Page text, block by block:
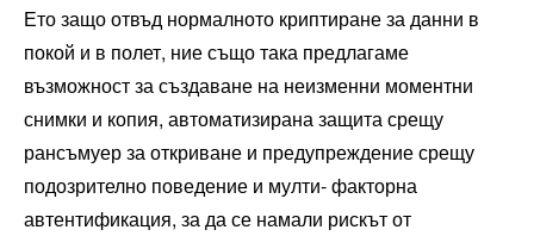
Ето защо отвъд нормалното криптиране за данни в
покой и в полет, ние също така предлагаме
възможност за създаване на неизменни моментни
снимки и копия, автоматизирана защита срещу
рансъмуер за откриване и предупреждение срещу
подозрително поведение и мулти- факторна
автентификация, за да се намали рискът от